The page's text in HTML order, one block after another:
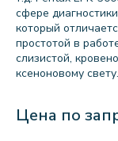
сфере
который
простотой в
слизистой,
ксеноновому свету.
Цена по